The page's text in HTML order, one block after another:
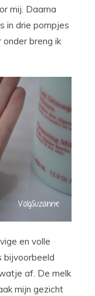
mij. Daarna
in drie pompjes
breng ik
en volle
bijvoorbeeld
af. De melk
mijn gezicht